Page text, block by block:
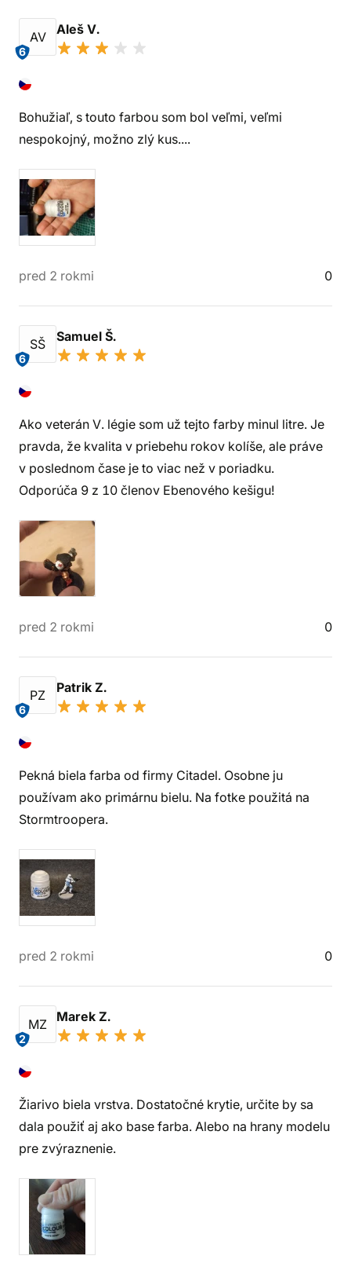
AV
6
Aleš V.
Bohužiaľ, s touto farbou som bol veľmi, veľmi
nespokojný, možno zlý kus....
pred 2 rokmi 0
SŠ
6
Samuel Š.
Ako veterán V. légie som už tejto farby minul litre. Je
pravda, že kvalita v priebehu rokov kolíše, ale práve
v poslednom čase je to viac než v poriadku.
Odporúča 9 z 10 členov Ebenového kešigu!
pred 2 rokmi 0
PZ
6
Patrik Z.
Pekná biela farba od firmy Citadel. Osobne ju
používam ako primárnu bielu. Na fotke použitá na
Stormtroopera.
pred 2 rokmi 0
MZ
2
Marek Z.
Žiarivo biela vrstva. Dostatočné krytie, určite by sa
dala použiť aj ako base farba. Alebo na hrany modelu
pre zvýraznenie.